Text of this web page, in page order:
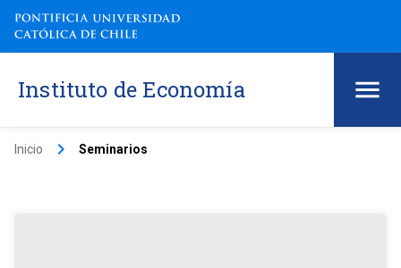
Instituto de Economía
Inicio keyboard_arrow_right Seminarios